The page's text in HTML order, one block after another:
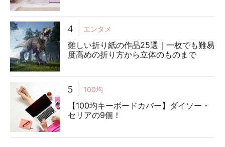
4 エンタメ
難しい折り紙の作品25選｜一枚でも難易
度高めの折り方から立体のものまで
5 100均
【100均キーボードカバー】ダイソー・
セリアの9個！